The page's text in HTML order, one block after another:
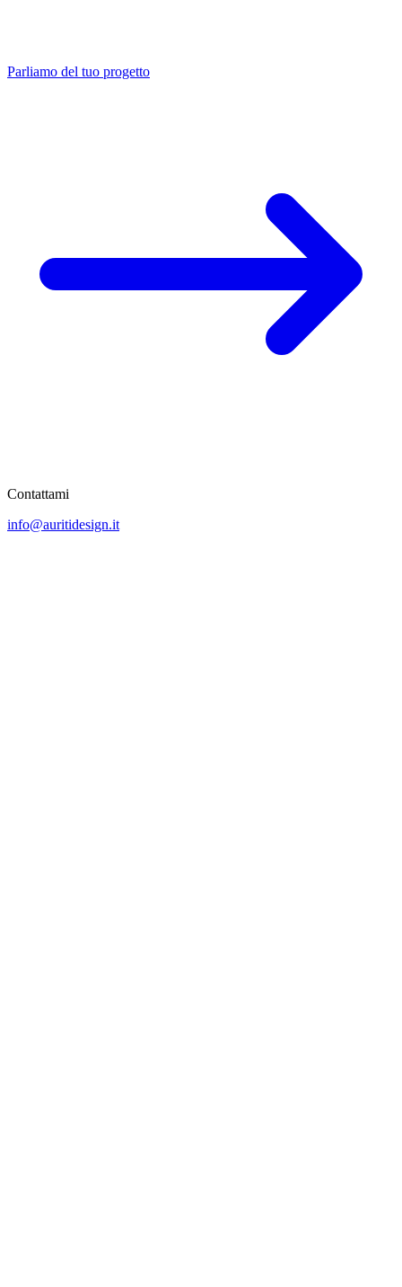
Parliamo del tuo progetto
Contattami
info@auritidesign.it